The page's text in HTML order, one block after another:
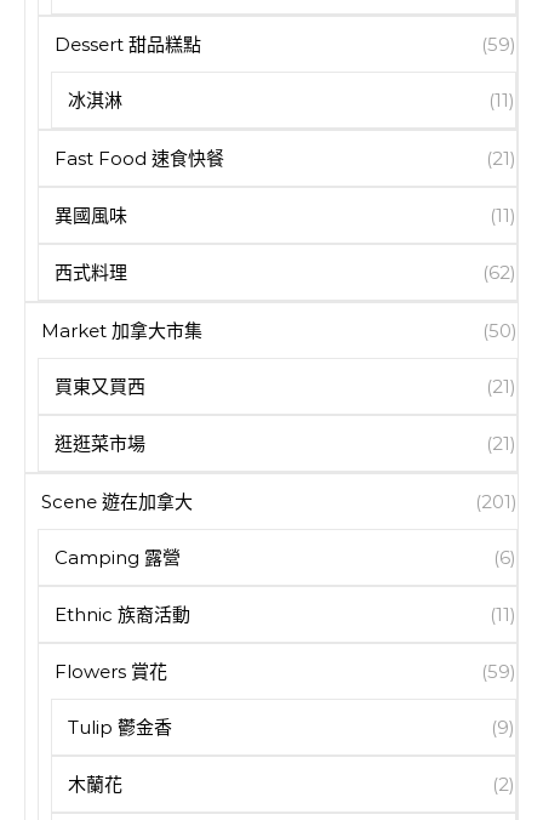
Dessert 甜品糕點 (59)
冰淇淋 (11)
Fast Food 速食快餐 (21)
異國風味 (11)
西式料理 (62)
Market 加拿大市集 (50)
買東又買西 (21)
逛逛菜市場 (21)
Scene 遊在加拿大 (201)
Camping 露營 (6)
Ethnic 族裔活動 (11)
Flowers 賞花 (59)
Tulip 鬱金香 (9)
木蘭花 (2)